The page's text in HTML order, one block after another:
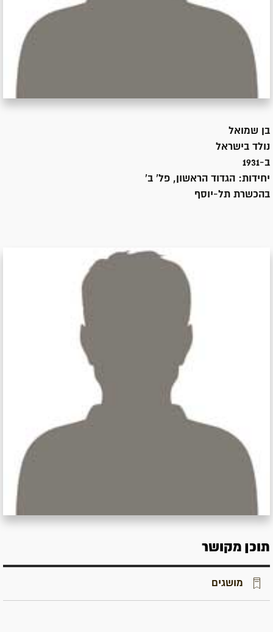
בן
שמואל
נולד בישראל
ב-1931
יחידות:
הגדוד הראשון, פל' ב'
בהכשרת תל-יוסף
תוכן מקושר
מושגים